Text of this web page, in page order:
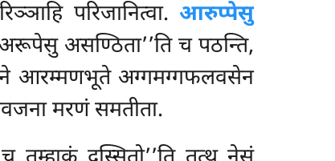
परिजानित्वा. आरुप्पेसु
असण्ठिता’’ति च पठन्ति,
आरम्मणभूते अग्गमग्गफलवसेन
मरणं समतीता.